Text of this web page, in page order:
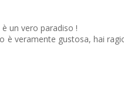
un vero paradiso !
è veramente gustosa, hai